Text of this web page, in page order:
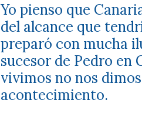
Yo pienso que
del alcance que
preparó con mucha
sucesor de Pedro en
vivimos no nos
acontecimiento.